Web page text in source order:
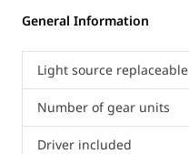
General Information
Light source replaceable
Number of gear units
Driver included